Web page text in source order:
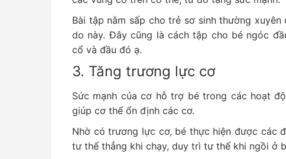
Bài tập nằm sấp cho trẻ sơ sinh thường
do này. Đây cũng là cách tập cho bé ngóc
cổ và đầu đó ạ.
3. Tăng trương lực cơ
Sức mạnh của cơ hỗ trợ bé trong các hoạt
giúp cơ thể ổn định các cơ.
Nhờ có trương lực cơ, bé thực hiện được các
tư thế thẳng khi chạy, duy trì tư thế khi ngồi ở